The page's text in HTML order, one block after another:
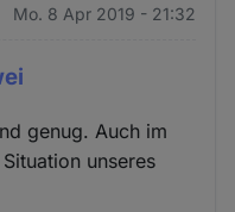
Mo. 8 Apr 2019 - 21:32
genug. Auch im
unseres